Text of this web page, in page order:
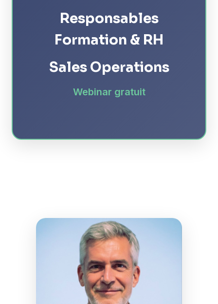
Responsables
Formation & RH
Sales Operations
Webinar gratuit